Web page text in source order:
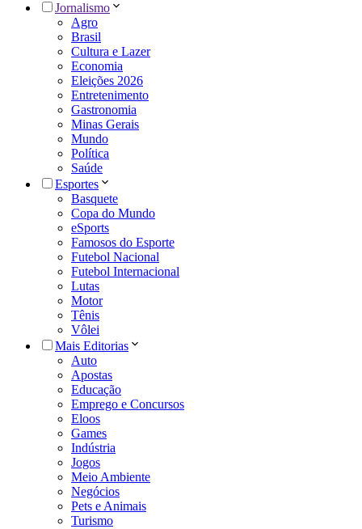
Jornalismo
Agro
Brasil
Cultura e Lazer
Economia
Eleições 2026
Entretenimento
Gastronomia
Minas Gerais
Mundo
Política
Saúde
Esportes
Basquete
Copa do Mundo
eSports
Famosos do Esporte
Futebol Nacional
Futebol Internacional
Lutas
Motor
Tênis
Vôlei
Mais Editorias
Auto
Apostas
Educação
Emprego e Concursos
Eloos
Games
Indústria
Jogos
Meio Ambiente
Negócios
Pets e Animais
Turismo